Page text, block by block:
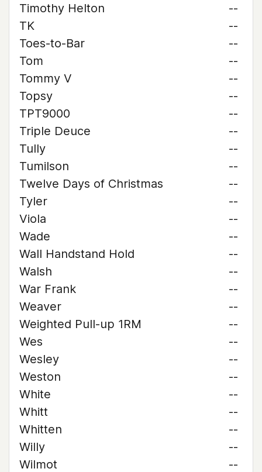
Timothy Helton
--
TK
--
Toes-to-Bar
--
Tom
--
Tommy V
--
Topsy
--
TPT9000
--
Triple Deuce
--
Tully
--
Tumilson
--
Twelve Days of Christmas
--
Tyler
--
Viola
--
Wade
--
Wall Handstand Hold
--
Walsh
--
War Frank
--
Weaver
--
Weighted Pull-up 1RM
--
Wes
--
Wesley
--
Weston
--
White
--
Whitt
--
Whitten
--
Willy
--
Wilmot
--